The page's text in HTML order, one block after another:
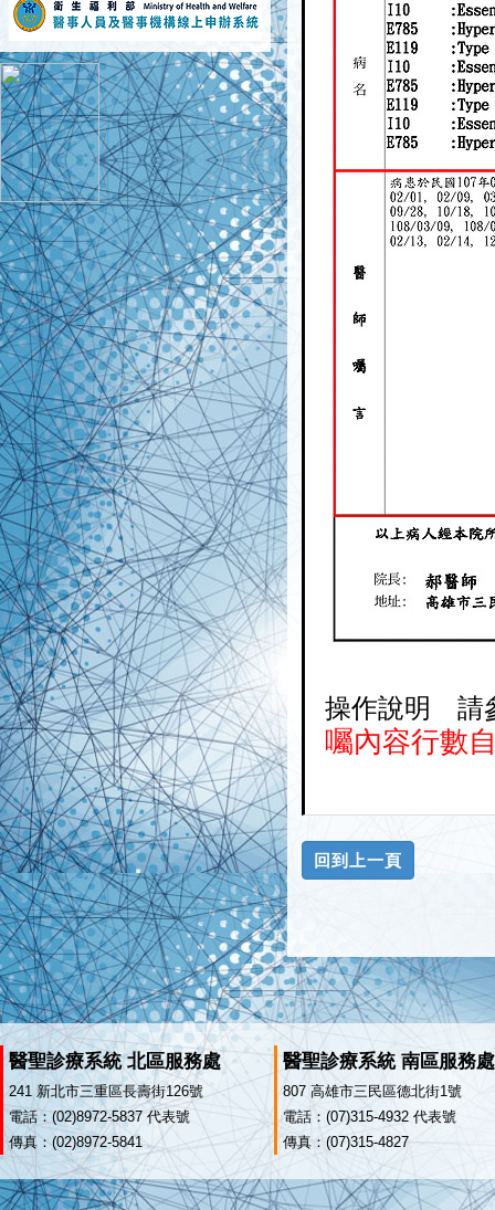
操作說明 請
囑內容行數
醫聖診療系統 北區服務處
241 新北市三重區長壽街126號
電話：(02)8972-5837 代表號
傳真：(02)8972-5841
醫聖診療系統 南區服務處
807 高雄市三民區德北街1號
電話：(07)315-4932 代表號
傳真：(07)315-4827